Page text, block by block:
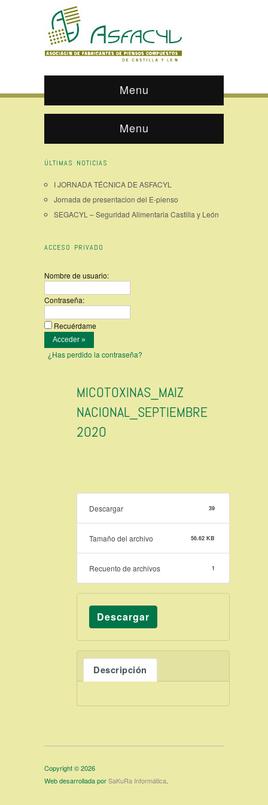
Menu
Menu
ÚLTIMAS NOTICIAS
I JORNADA TÉCNICA DE ASFACYL
Jornada de presentacion del E-pienso
SEGACYL – Seguridad Alimentaria Castilla y León
ACCESO PRIVADO
Nombre de usuario:
Contraseña:
Recuérdame
¿Has perdido la contraseña?
MICOTOXINAS_MAIZ
NACIONAL_SEPTIEMBRE
2020
Descargar 39
Tamaño del archivo 56.62 KB
Recuento de archivos 1
Descargar
Descripción
Copyright © 2026
Web desarrollada porSaKuRa Informática.